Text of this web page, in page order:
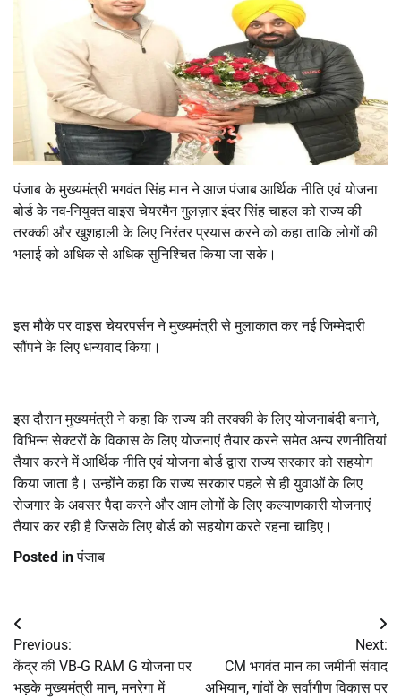
पंजाब के मुख्यमंत्री भगवंत सिंह मान ने आज पंजाब आर्थिक नीति एवं योजना
बोर्ड के नव-नियुक्त वाइस चेयरमैन गुलज़ार इंदर सिंह चाहल को राज्य की
तरक्की और खुशहाली के लिए निरंतर प्रयास करने को कहा ताकि लोगों की
भलाई को अधिक से अधिक सुनिश्चित किया जा सके।
इस मौके पर वाइस चेयरपर्सन ने मुख्यमंत्री से मुलाकात कर नई जिम्मेदारी
सौंपने के लिए धन्यवाद किया।
इस दौरान मुख्यमंत्री ने कहा कि राज्य की तरक्की के लिए योजनाबंदी बनाने,
विभिन्न सेक्टरों के विकास के लिए योजनाएं तैयार करने समेत अन्य रणनीतियां
तैयार करने में आर्थिक नीति एवं योजना बोर्ड द्वारा राज्य सरकार को सहयोग
किया जाता है। उन्होंने कहा कि राज्य सरकार पहले से ही युवाओं के लिए
रोजगार के अवसर पैदा करने और आम लोगों के लिए कल्याणकारी योजनाएं
तैयार कर रही है जिसके लिए बोर्ड को सहयोग करते रहना चाहिए।
Posted inपंजाब
Post
navigation
Previous:
केंद्र की VB-G RAM G योजना पर
भड़के मुख्यमंत्री मान, मनरेगा में
Next:
CM भगवंत मान का जमीनी संवाद
अभियान, गांवों के सर्वांगीण विकास पर